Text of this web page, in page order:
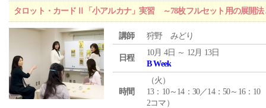
タロット・カードⅡ「小アルカナ」実習 ～78枚フルセット用の展開法
講師 狩野 みどり
日程
10月 4日 ～ 12月 13日
B Week
時間
（火 ）
13：10～14：30／14：50～16：10
2コマ）